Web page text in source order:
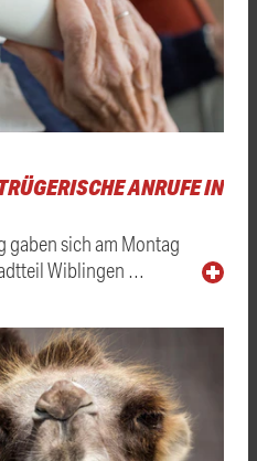
ANRUFE IN
gaben sich am Montag
Wiblingen …